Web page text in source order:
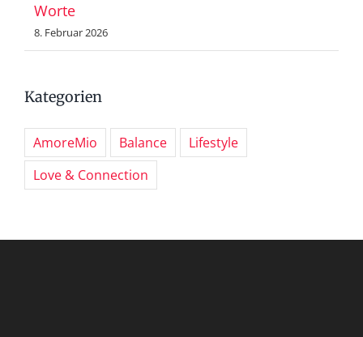
Worte
8. Februar 2026
Kategorien
AmoreMio Balance
Lifestyle
Love & Connection